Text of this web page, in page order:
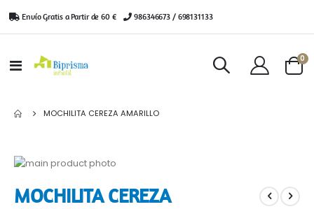
Envío Gratis a Partir de 60 € | 986346673 / 698131133
Toggle
Cart
0
MOCHILITA CEREZA AMARILLO
Saltar
final
al
MOCHILITA CEREZA